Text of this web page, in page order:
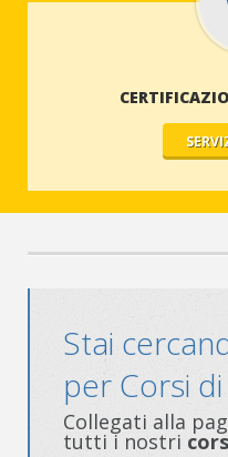
Stai
per Corsi
Collegati alla
tutti i nostri